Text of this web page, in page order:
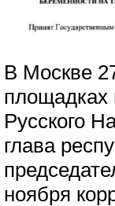
В Москве
площадках
Русского
глава
ноября